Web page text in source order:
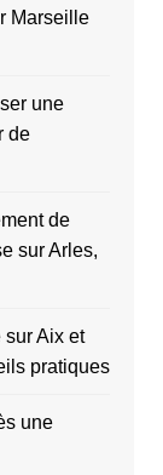
Marseille
une
de
de
sur Arles,
sur Aix et
pratiques
une